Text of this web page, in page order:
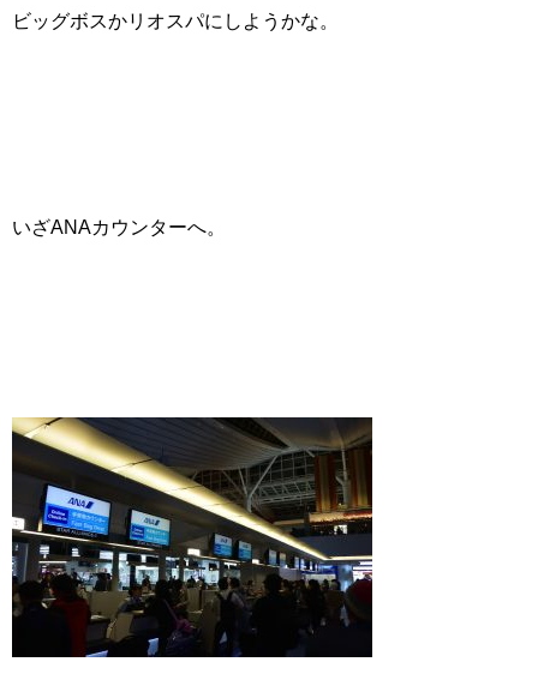
ビッグボスかリオスパにしようかな。
いざANAカウンターへ。